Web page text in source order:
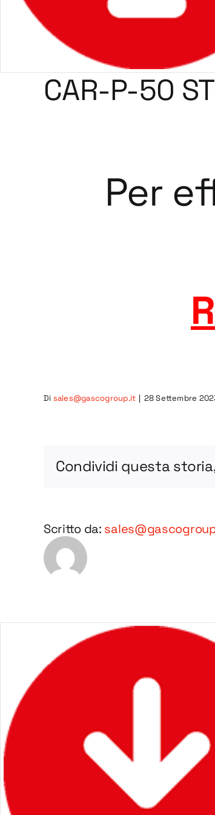
CAR-P-50
Per
Di sales@gascogroup.it | 28 Settembre
Condividi questa
Scritto da: